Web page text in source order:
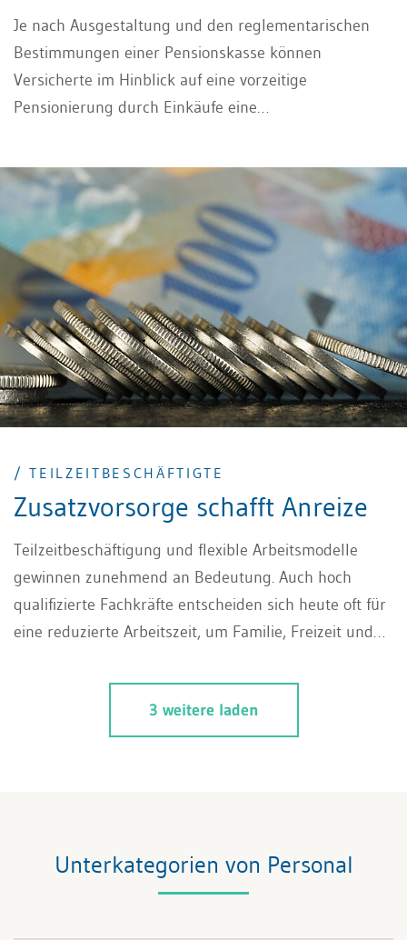
Je nach Ausgestaltung und den reglementarischen
Bestimmungen einer Pensionskasse können
Versicherte im Hinblick auf eine vorzeitige
Pensionierung durch Einkäufe eine
solchen Einkauf in der Folge das Altersguthaben in
Form einer einmaligen Kapitalleistung bezogen
werden kann.
/ TEILZEITBESCHÄFTIGTE
Zusatzvorsorge schafft Anreize
Teilzeitbeschäftigung und flexible Arbeitsmodelle
gewinnen zunehmend an Bedeutung. Auch hoch
qualifizierte Fachkräfte entscheiden sich heute oft für
eine reduzierte Arbeitszeit, um Familie, Freizeit und
Doch wie wirkt sich diese Entwicklung auf die
Wirtschaft aus, und welche Rolle spielt die
Zusatzvorsorge dabei? Dieser Artikel soll aufzeigen,
3 weitere laden
Unterkategorien von Personal